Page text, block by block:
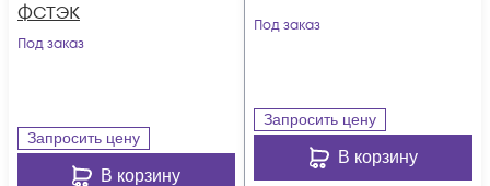
ФСТЭК
Под заказ
Запросить цену
В корзину
Под заказ
Запросить цену
В корзину